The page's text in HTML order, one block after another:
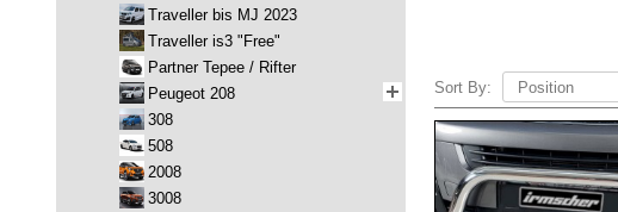
Sort By:
Traveller bis MJ 2023
Traveller is3 "Free"
Partner Tepee / Rifter
Peugeot 208
308
508
2008
3008